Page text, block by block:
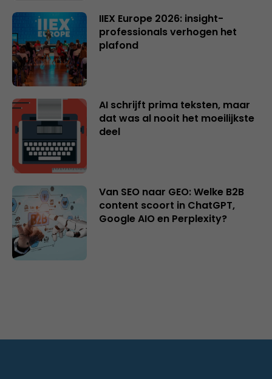
IIEX Europe 2026: insight-
professionals verhogen het
plafond
AI schrijft prima teksten, maar
dat was al nooit het moeilijkste
deel
Van SEO naar GEO: Welke B2B
content scoort in ChatGPT,
Google AIO en Perplexity?